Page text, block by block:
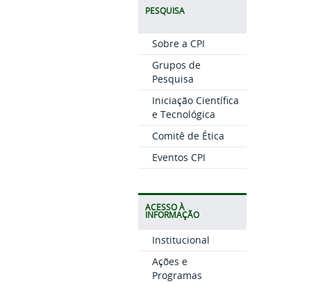
PESQUISA
Sobre a CPI
Grupos de
Pesquisa
Iniciação Científica
e Tecnológica
Comitê de Ética
Eventos CPI
ACESSO À
INFORMAÇÃO
Institucional
Ações e
Programas